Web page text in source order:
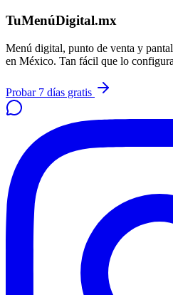
TuMenúDigital.mx
Menú digital, punto de venta y
en México. Tan fácil que lo
Probar 7 días gratis